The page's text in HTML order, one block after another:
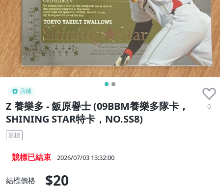
店鋪
Z 養樂多 - 飯原譽士 (09BBM養樂多隊卡，
SHINING STAR特卡，NO.SS8)
0
競標
競標已結束 2026/07/03 13:32:00
結標價格 $20